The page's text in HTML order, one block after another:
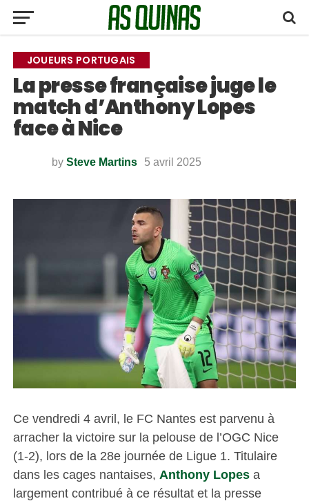
JOUEURS PORTUGAIS
La presse française juge le
match d’Anthony Lopes
face à Nice
by Steve Martins 5 avril 2025
Ce vendredi 4 avril, le FC Nantes est parvenu à
arracher la victoire sur la pelouse de l’OGC Nice
(1-2), lors de la 28e journée de Ligue 1. Titulaire
dans les cages nantaises, Anthony Lopesa
largement contribué à ce résultat et la presse